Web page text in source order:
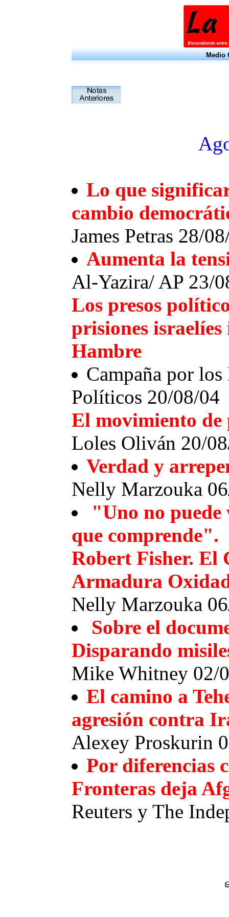
Medio
Lo que
cambio
James Petras 28/
Aumenta la
Al-Yazira/ AP 23/
Los presos
prisiones
Hambre
Campaña por los
Políticos 20/08/04
El movimiento de
Loles Oliván 20/
Verdad y
Nelly Marzouka
"Uno no puede
que comprende".
Robert Fisher. El
Armadura
Nelly Marzouka
Sobre el
Disparando
Mike Whitney 02/
El camino a
agresión contra
Alexey Proskurin
Por diferencias
Fronteras deja
Reuters y The